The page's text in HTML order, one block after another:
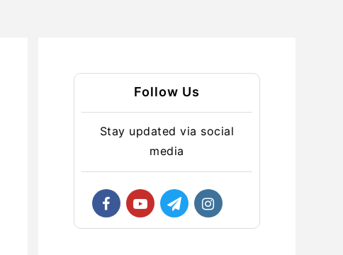
Follow Us
Stay updated via social
media